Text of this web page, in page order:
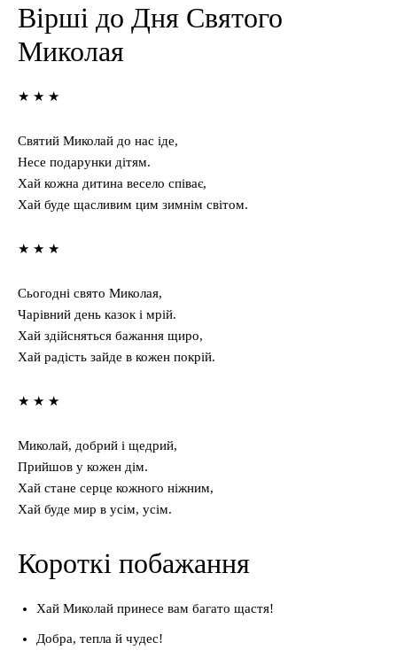
Вірші до Дня Святого
Миколая
★ ★ ★
Святий Миколай до нас іде,
Несе подарунки дітям.
Хай кожна дитина весело співає,
Хай буде щасливим цим зимнім світом.
★ ★ ★
Сьогодні свято Миколая,
Чарівний день казок і мрій.
Хай здійсняться бажання щиро,
Хай радість зайде в кожен покрій.
★ ★ ★
Миколай, добрий і щедрий,
Прийшов у кожен дім.
Хай стане серце кожного ніжним,
Хай буде мир в усім, усім.
Короткі побажання
Хай Миколай принесе вам багато щастя!
Добра, тепла й чудес!